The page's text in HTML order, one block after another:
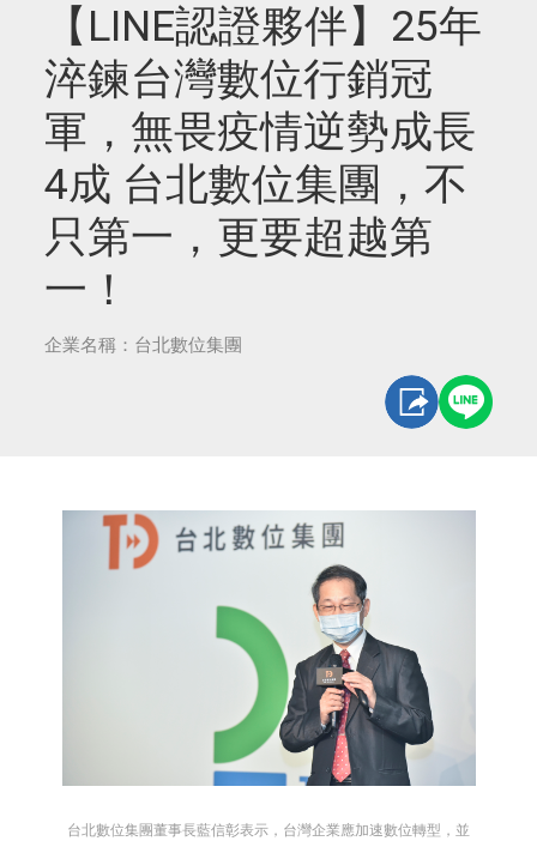
【LINE認證夥伴】25年
淬鍊台灣數位行銷冠
軍，無畏疫情逆勢成長
4成 台北數位集團，不
只第一，更要超越第
一！
企業名稱：台北數位集團
台北數位集團董事長藍信彰表示，台灣企業應加速數位轉型，並